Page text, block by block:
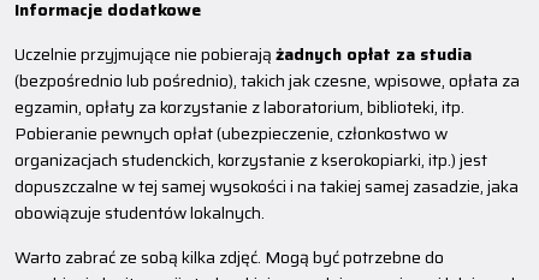
Informacje dodatkowe
Uczelnie przyjmujące nie pobierajążadnych opłat za studia
(bezpośrednio lub pośrednio), takich jak czesne, wpisowe, opłata za
egzamin, opłaty za korzystanie z laboratorium, biblioteki, itp.
Pobieranie pewnych opłat (ubezpieczenie, członkostwo w
organizacjach studenckich, korzystanie z kserokopiarki, itp.) jest
dopuszczalne w tej samej wysokości i na takiej samej zasadzie, jaka
obowiązuje studentów lokalnych.
Warto zabrać ze sobą kilka zdjęć. Mogą być potrzebne do